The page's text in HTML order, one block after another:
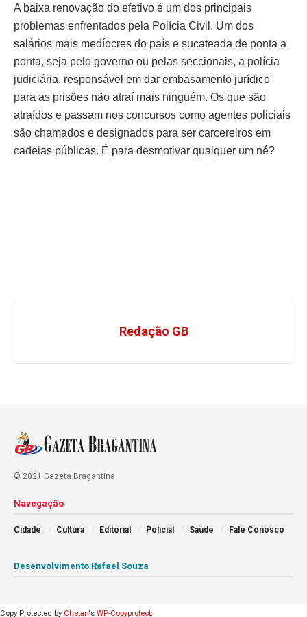
A baixa renovação do efetivo é um dos principais
problemas enfrentados pela Polícia Civil. Um dos
salários mais medíocres do país e sucateada de ponta a
ponta, seja pelo governo ou pelas seccionais, a polícia
judiciária, responsável em dar embasamento jurídico
para as prisões não atraí mais ninguém. Os que são
atraídos e passam nos concursos como agentes policiais
são chamados e designados para ser carcereiros em
cadeias públicas. É para desmotivar qualquer um né?
Redação GB
© 2021 Gazeta Bragantina
Navegação
Cidade Cultura Editorial Policial Saúde Fale Conosco
Desenvolvimento Rafael Souza
Copy Protected by Chetan's WP-Copyprotect.